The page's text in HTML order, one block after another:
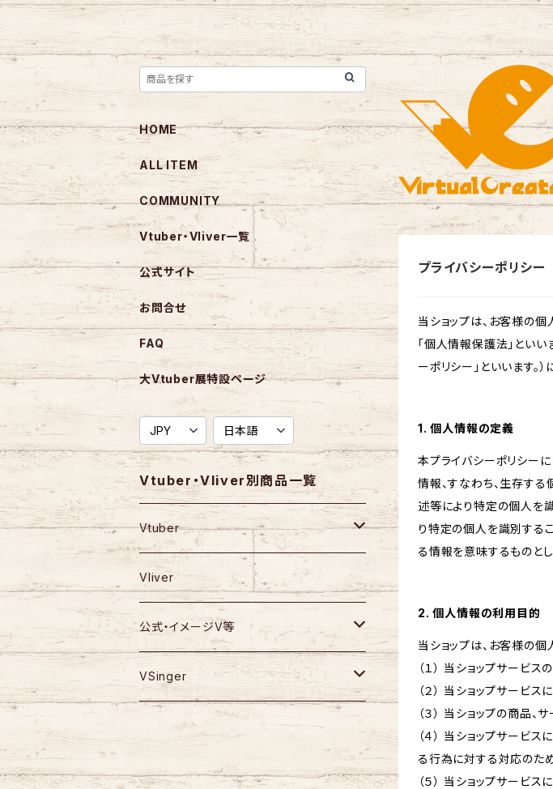
プライバシーポリシー
当ショップは、お客様の
「個人情報保護法」といい
ーポリシー」といいます。
1. 個人情報の定義
本プライバシーポリシー
情報、すなわち、生存す
述等により特定の個人を
り特定の個人を識別する
る情報を意味するものとし
2. 個人情報の利用目的
当ショップは、お客様の個
（１） 当ショップサービス
（２） 当ショップサービ
（３） 当ショップの商品
（４） 当ショップサービス
る行為に対する対応のた
（５） 当ショップサービ
HOME
ALL ITEM
COMMUNITY
Vtuber・Vliver一覧
公式サイト
お問合せ
FAQ
大Vtuber展特設ページ
Vtuber・Vliver別商品一覧
Vtuber
天野 螢
藍村シアン
飴三屋かんろ
ふかみすいれん
Vliver
公式・イメージV等
絢月彩楓
高梨ユウ
七条いるか
VSinger
警戒ブロオドキャストCHERRY